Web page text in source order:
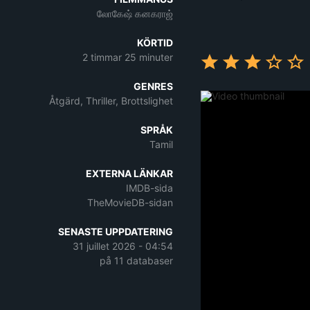
லோகேஷ் கனகராஜ்
KÖRTID
2 timmar 25 minuter
GENRES
Åtgärd, Thriller, Brottslighet
SPRÅK
Tamil
EXTERNA LÄNKAR
IMDB-sida
TheMovieDB-sidan
SENASTE UPPDATERING
31 juillet 2026 - 04:54
på 11 databaser